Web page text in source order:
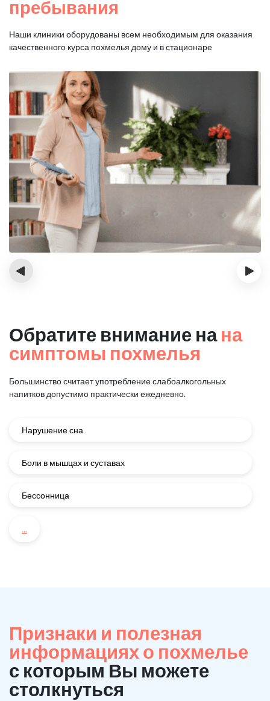
пребывания
Наши клиники оборудованы всем необходимым для оказания
качественного курса похмелья дому и в стационаре
‹ ›
Обратите внимание нана
симптомы похмелья
Большинство считает употребление слабоалкогольных
напитков допустимо практически ежедневно.
Нарушение сна
Боли в мышцах и суставах
Бессонница
...
Признаки и полезная
информациях о похмелье
с которым Вы можете
столкнуться